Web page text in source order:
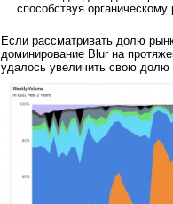
способствуя органическому
Если рассматривать долю
доминирование Blur на
удалось увеличить свою долю